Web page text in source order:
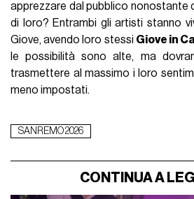
apprezzare dal pubblico nonostante
di loro? Entrambi gli artisti stanno
Giove, avendo loro stessi Giove in
le possibilità sono alte, ma
trasmettere al massimo i loro
meno impostati.
SANREMO 2026
CONTINUA A